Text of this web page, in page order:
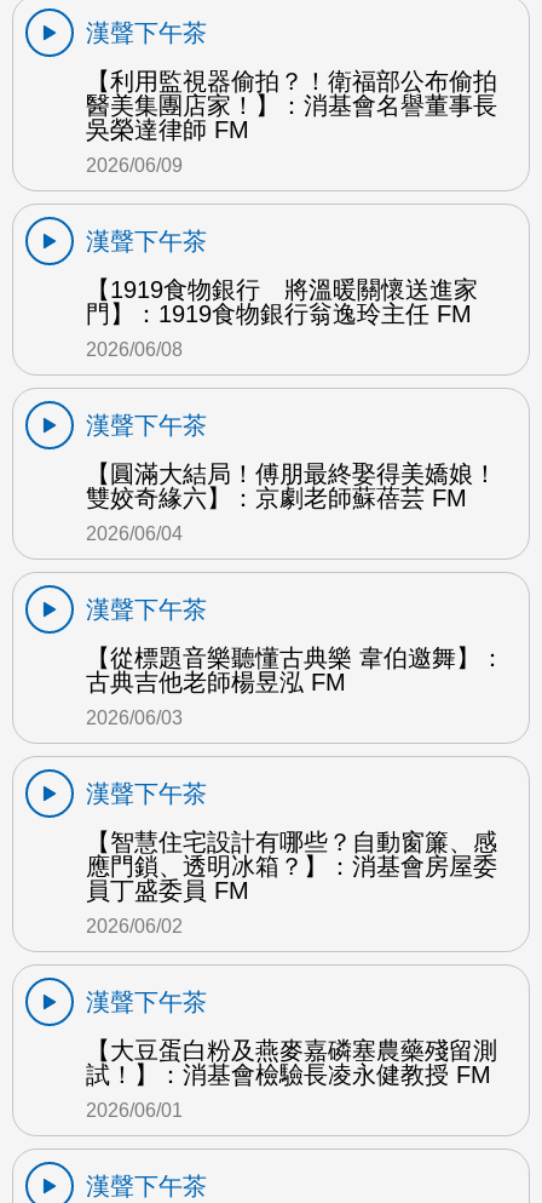
漢聲下午茶
【利用監視器偷拍？！衛福部公布偷拍
醫美集團店家！】：消基會名譽董事長
吳榮達律師 FM
2026/06/09
漢聲下午茶
【1919食物銀行 將溫暖關懷送進家
門】：1919食物銀行翁逸玲主任 FM
2026/06/08
漢聲下午茶
【圓滿大結局！傅朋最終娶得美嬌娘！
雙姣奇緣六】：京劇老師蘇蓓芸 FM
2026/06/04
漢聲下午茶
【從標題音樂聽懂古典樂 韋伯邀舞】：
古典吉他老師楊昱泓 FM
2026/06/03
漢聲下午茶
【智慧住宅設計有哪些？自動窗簾、感
應門鎖、透明冰箱？】：消基會房屋委
員丁盛委員 FM
2026/06/02
漢聲下午茶
【大豆蛋白粉及燕麥嘉磷塞農藥殘留測
試！】：消基會檢驗長凌永健教授 FM
2026/06/01
漢聲下午茶